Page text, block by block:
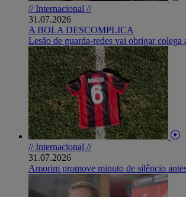
// Internacional //
31.07.2026
A BOLA DESCOMPLICA
Lesão de guarda-redes vai obrigar colega
// Internacional //
31.07.2026
Amorim promove minuto de silêncio